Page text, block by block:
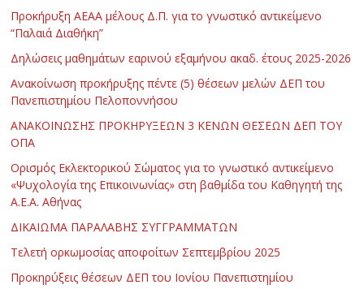
Προκήρυξη ΑΕΑΑ μέλους Δ.Π. για το γνωστικό αντικείμενο
“Παλαιά Διαθήκη”
Δηλώσεις μαθημάτων εαρινού εξαμήνου ακαδ. έτους 2025-2026
Ανακοίνωση προκήρυξης πέντε (5) θέσεων μελών ΔΕΠ του
Πανεπιστημίου Πελοποννήσου
ΑΝΑΚΟΙΝΩΣΗΣ ΠΡΟΚΗΡΥΞΕΩΝ 3 ΚΕΝΩΝ ΘΕΣΕΩΝ ΔΕΠ ΤΟΥ
ΟΠΑ
Ορισμός Εκλεκτορικού Σώματος για το γνωστικό αντικείμενο
«Ψυχολογία της Επικοινωνίας» στη βαθμίδα του Καθηγητή της
Α.Ε.Α. Αθήνας
ΔΙΚΑΙΩΜΑ ΠΑΡΑΛΑΒΗΣ ΣΥΓΓΡΑΜΜΑΤΩΝ
Τελετή ορκωμοσίας αποφοίτων Σεπτεμβρίου 2025
Προκηρύξεις θέσεων ΔΕΠ του Ιονίου Πανεπιστημίου